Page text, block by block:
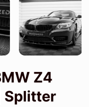
Z4
Splitter